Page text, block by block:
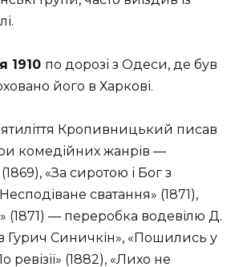
1910 по дорозі з Одеси, де був
його в Харкові.
Кропивницький писав
комедійних жанрів —
«За сиротою і Бог з
сватання» (1871),
(1871) — переробка водевілю Д.
Гурич Синичкін», «Пошились у
ревізії» (1882), «Лихо не